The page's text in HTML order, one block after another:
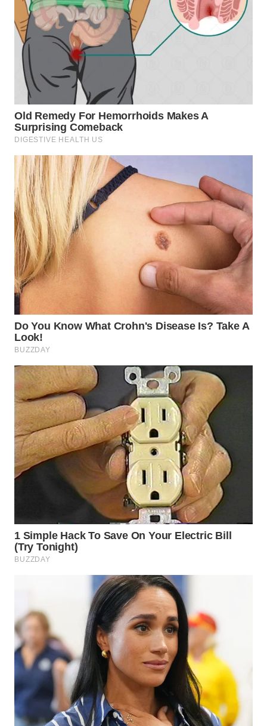
SUMEDANG
CIANJUR
WN
KEPULAUAN
SERIBU
WN
TANGERANG
WN
BINJAI
WN
CIREBON
WN
INDRAMAYU
WN
KUNINGAN
WN
MAJALENGKA
WN
SUBANG
WN
SUKABUMI
WN
PRIANGAN
SEMARANG
WN
SOLO
WN
BOROBUDUR